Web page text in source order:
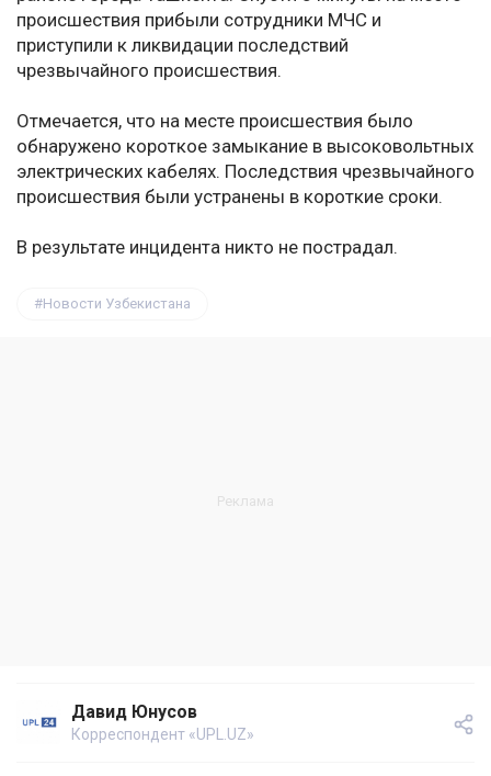
происшествия прибыли сотрудники МЧС и
приступили к ликвидации последствий
чрезвычайного происшествия.
Отмечается, что на месте происшествия было
обнаружено короткое замыкание в высоковольтных
электрических кабелях. Последствия чрезвычайного
происшествия были устранены в короткие сроки.
В результате инцидента никто не пострадал.
Новости Узбекистана
Давид Юнусов
Корреспондент «UPL.UZ»